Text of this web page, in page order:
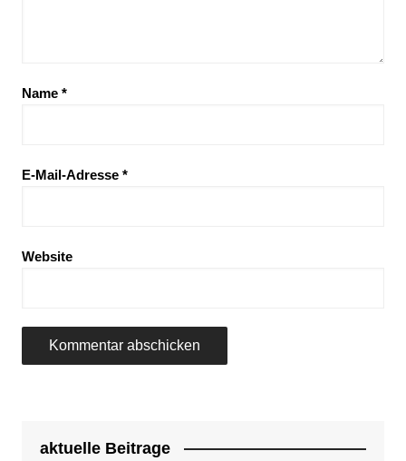
Name *
E-Mail-Adresse *
Website
aktuelle Beitrage